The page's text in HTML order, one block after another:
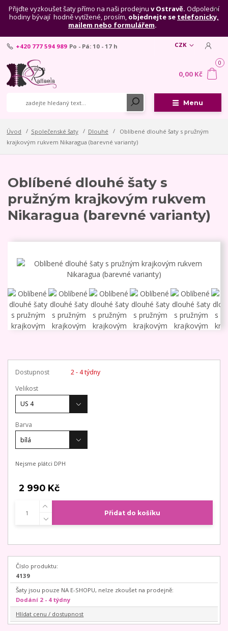
Přijďte vyzkoušet šaty přímo na naši prodejnu v Ostravě. Odpolední
hodiny bývají hodně vytížené, prosím, objednejte se telefonicky,
mailem nebo formulářem.
Menu
CZK
+420 777 594 989 Po - Pá: 10 - 17 h
0
0,00 Kč
Úvod Společenské šaty Dlouhé
Oblíbené dlouhé šaty s pružným
krajkovým rukvem Nikaragua (barevné varianty)
Oblíbené dlouhé šaty s
pružným krajkovým rukvem
Nikaragua (barevné varianty)
Dostupnost
2 - 4 týdny
Velikost
Barva
Nejsme plátci DPH
2 990 Kč
Přidat do košíku
Číslo produktu:
4139
Šaty jsou pouze NA E-SHOPU, nelze zkoušet na prodejně:
Dodání 2 - 4 týdny
Hlídat cenu / dostupnost